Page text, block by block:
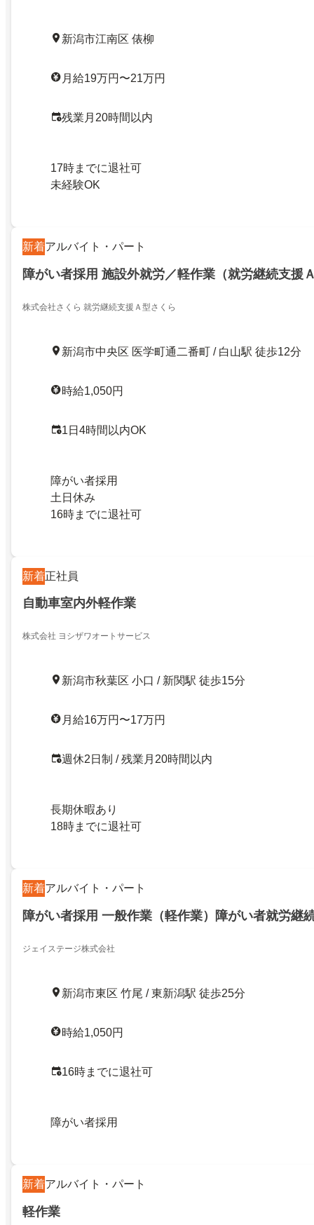
新潟市江南区 俵柳
月給19万円〜21万円
残業月20時間以内
17時までに退社可
未経験OK
新着アルバイト・パート
障がい者採用 施設外就労／軽作業（就労継続支援
株式会社さくら 就労継続支援Ａ型さくら
新潟市中央区 医学町通二番町 / 白山駅 徒歩12分
時給1,050円
1日4時間以内OK
障がい者採用
土日休み
16時までに退社可
新着正社員
自動車室内外軽作業
株式会社 ヨシザワオートサービス
新潟市秋葉区 小口 / 新関駅 徒歩15分
月給16万円〜17万円
週休2日制 / 残業月20時間以内
長期休暇あり
18時までに退社可
新着アルバイト・パート
障がい者採用 一般作業（軽作業）障がい者就労継
ジェイステージ株式会社
新潟市東区 竹尾 / 東新潟駅 徒歩25分
時給1,050円
16時までに退社可
障がい者採用
新着アルバイト・パート
軽作業